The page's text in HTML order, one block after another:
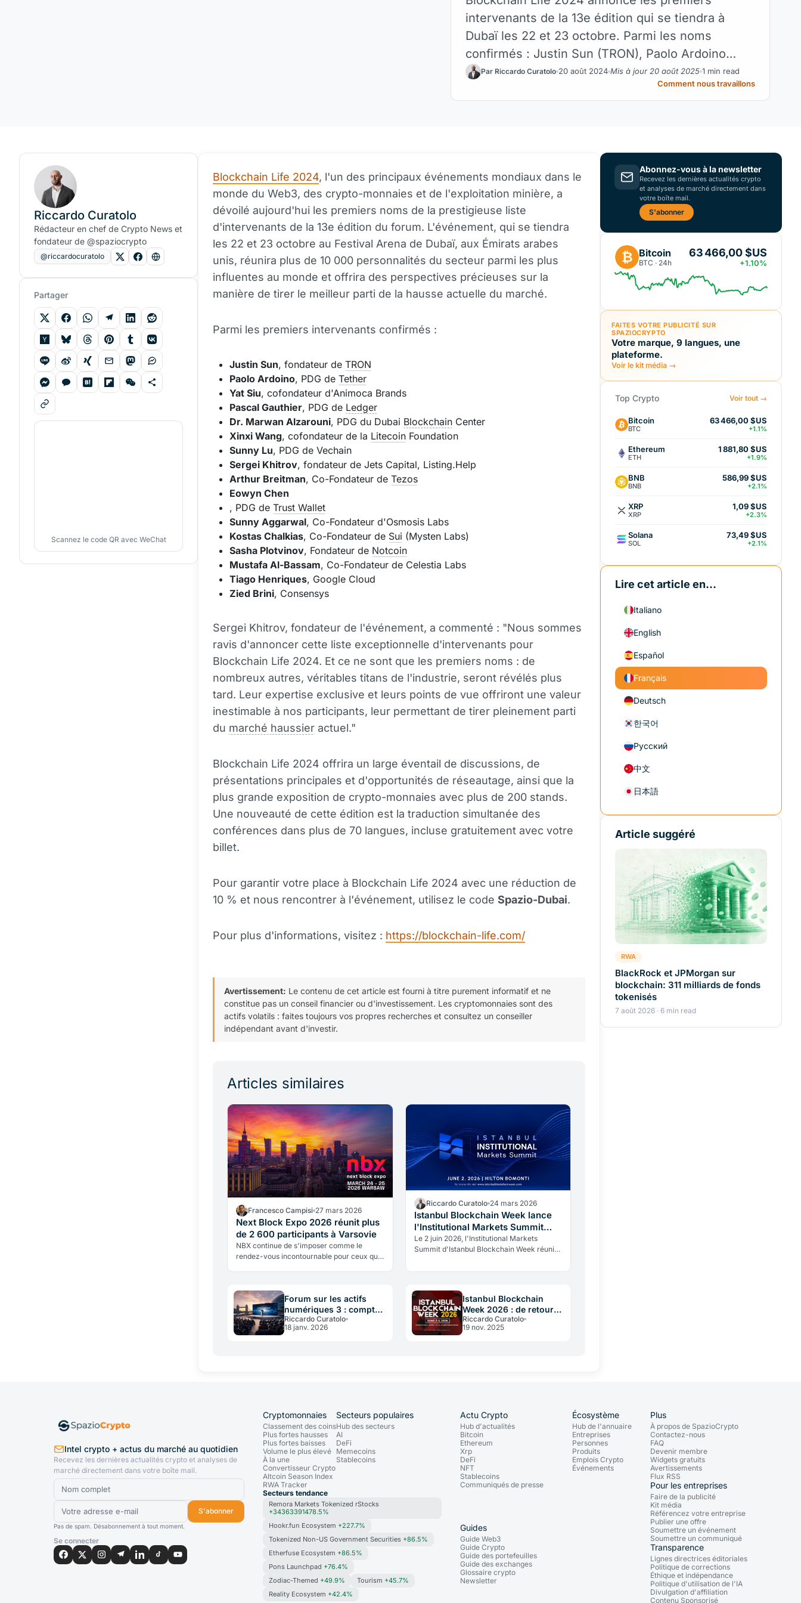
intervenants de la 13e édition qui se tiendra à
Dubaï les 22 et 23 octobre. Parmi les noms
confirmés : Justin Sun (TRON), Paolo Ardoino
(Tether) et Yat Siu (Animoca Brands). Plus de 10
000 participants sont attendus pour un aperçu du
Par Riccardo Curatolo 20 août 2024 Mis à jour 20 août 2025 1 min read
Comment nous travaillons
Blockchain Life 2024, l'un des principaux événements mondiaux dans le
monde du Web3, des crypto-monnaies et de l'exploitation minière, a
dévoilé aujourd'hui les premiers noms de la prestigieuse liste
d'intervenants de la 13e édition du forum. L'événement, qui se tiendra
les 22 et 23 octobre au Festival Arena de Dubaï, aux Émirats arabes
unis, réunira plus de 10 000 personnalités du secteur parmi les plus
influentes au monde et offrira des perspectives précieuses sur la
manière de tirer le meilleur parti de la hausse actuelle du marché.
Parmi les premiers intervenants confirmés :
Justin Sun, fondateur de TRON
Paolo Ardoino, PDG de Tether
Yat Siu, cofondateur d'Animoca Brands
Pascal Gauthier, PDG de Ledger
Dr. Marwan Alzarouni, PDG du Dubai Blockchain Center
Xinxi Wang, cofondateur de la Litecoin Foundation
Sunny Lu, PDG de Vechain
Sergei Khitrov, fondateur de Jets Capital, Listing.Help
Arthur Breitman, Co-Fondateur de Tezos
Eowyn Chen
, PDG de Trust Wallet
Sunny Aggarwal, Co-Fondateur d'Osmosis Labs
Kostas Chalkias, Co-Fondateur de Sui (Mysten Labs)
Sasha Plotvinov, Fondateur de Notcoin
Mustafa Al-Bassam, Co-Fondateur de Celestia Labs
Tiago Henriques, Google Cloud
Zied Brini, Consensys
Sergei Khitrov, fondateur de l'événement, a commenté : "Nous sommes
ravis d'annoncer cette liste exceptionnelle d'intervenants pour
Blockchain Life 2024. Et ce ne sont que les premiers noms : de
nombreux autres, véritables titans de l'industrie, seront révélés plus
tard. Leur expertise exclusive et leurs points de vue offriront une valeur
inestimable à nos participants, leur permettant de tirer pleinement parti
du marché haussier actuel."
Blockchain Life 2024 offrira un large éventail de discussions, de
présentations principales et d'opportunités de réseautage, ainsi que la
plus grande exposition de crypto-monnaies avec plus de 200 stands.
Une nouveauté de cette édition est la traduction simultanée des
conférences dans plus de 70 langues, incluse gratuitement avec votre
billet.
Pour garantir votre place à Blockchain Life 2024 avec une réduction de
10 % et nous rencontrer à l'événement, utilisez le code Spazio-Dubai.
Pour plus d'informations, visitez : https://blockchain-life.com/
Avertissement: Le contenu de cet article est fourni à titre purement informatif et ne
constitue pas un conseil financier ou d'investissement. Les cryptomonnaies sont des
actifs volatils : faites toujours vos propres recherches et consultez un conseiller
indépendant avant d'investir.
Articles similaires
Francesco Campisi 27 mars 2026
Next Block Expo 2026 réunit plus
de 2 600 participants à Varsovie
NBX continue de s'imposer comme le
rendez-vous incontournable pour ceux qui
Riccardo Curatolo 24 mars 2026
Istanbul Blockchain Week lance
l'Institutional Markets Summit
pour juin 2026
Le 2 juin 2026, l'Institutional Markets
Summit d'Istanbul Blockchain Week réunira
financières et décideurs de haut niveau
Forum sur les actifs
numériques 3 : compte
à rebours final
Riccardo Curatolo
18 janv. 2026
Istanbul Blockchain
Week 2026 : de retour
en juin
Riccardo Curatolo
19 nov. 2025
Riccardo Curatolo
Rédacteur en chef de Crypto News et
fondateur de @spaziocrypto
@riccardocuratolo
Partager
Scannez le code QR avec WeChat
Abonnez-vous à la newsletter
Recevez les dernières actualités crypto
et analyses de marché directement dans
votre boîte mail.
S'abonner
₿ Bitcoin
BTC · 24h
63 466,00 $US
+1.10%
FAITES VOTRE PUBLICITÉ SUR
SPAZIOCRYPTO
Votre marque, 9 langues, une
plateforme.
Voir le kit média →
Top Crypto Voir tout →
Bitcoin
BTC
63 466,00 $US
+1.1%
Ethereum
ETH
1 881,80 $US
+1.9%
BNB
BNB
586,99 $US
+2.1%
XRP
XRP
1,09 $US
+2.3%
Solana
SOL
73,49 $US
+2.1%
Lire cet article en...
Italiano
English
Español
Français
Deutsch
한국어
Русский
中文
日本語
Article suggéré
RWA
BlackRock et JPMorgan sur
blockchain: 311 milliards de fonds
tokenisés
7 août 2026 · 6 min read
Intel crypto + actus du marché au quotidien
Recevez les dernières actualités crypto et analyses de
marché directement dans votre boîte mail.
S'abonner
Pas de spam. Désabonnement à tout moment.
Se connecter
Cryptomonnaies
Classement des coins
Plus fortes hausses
Plus fortes baisses
Volume le plus élevé
À la une
Convertisseur Crypto
Altcoin Season Index
RWA Tracker
Secteurs populaires
Hub des secteurs
AI
DeFi
Memecoins
Stablecoins
Secteurs tendance
Remora Markets Tokenized rStocks
+34363391478.5%
Hookr.fun Ecosystem +227.7%
Tokenized Non-US Government Securities +86.5%
Etherfuse Ecosystem +86.5%
Pons Launchpad +76.4%
Zodiac-Themed +49.9% Tourism +45.7%
Reality Ecosystem +42.4%
Actu Crypto
Hub d'actualités
Bitcoin
Ethereum
Xrp
DeFi
NFT
Stablecoins
Communiqués de presse
Écosystème
Hub de l'annuaire
Entreprises
Personnes
Produits
Emplois Crypto
Événements
Guides
Guide Web3
Guide Crypto
Guide des portefeuilles
Guide des exchanges
Glossaire crypto
Newsletter
Plus
À propos de SpazioCrypto
Contactez-nous
FAQ
Devenir membre
Widgets gratuits
Avertissements
Flux RSS
Pour les entreprises
Faire de la publicité
Kit média
Référencez votre entreprise
Publier une offre
Soumettre un événement
Soumettre un communiqué
Transparence
Lignes directrices éditoriales
Politique de corrections
Éthique et indépendance
Politique d'utilisation de l'IA
Divulgation d'affiliation
Contenu Sponsorisé